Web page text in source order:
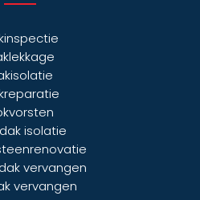
isolatie
vervangen
vervangen